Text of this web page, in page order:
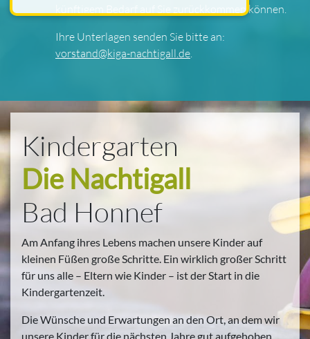
künftigem Bedarf auf Sie zurückkommen können.
Ihre Unterlagen senden Sie bitte an:
vorstand@kiga-nachtigall.de.
Kindergarten
Die Nachtigall
Bad Honnef
Am Anfang ihres Lebens machen unsere Kinder auf
kleinen Füßen große Schritte. Ein wirklich großer Schritt
für uns alle – Eltern wie Kinder – ist der Start in die
Kindergartenzeit.
Die Wünsche und Erwartungen an den Ort, an dem wir
unsere Kinder für die nächsten Jahre gut aufgehoben